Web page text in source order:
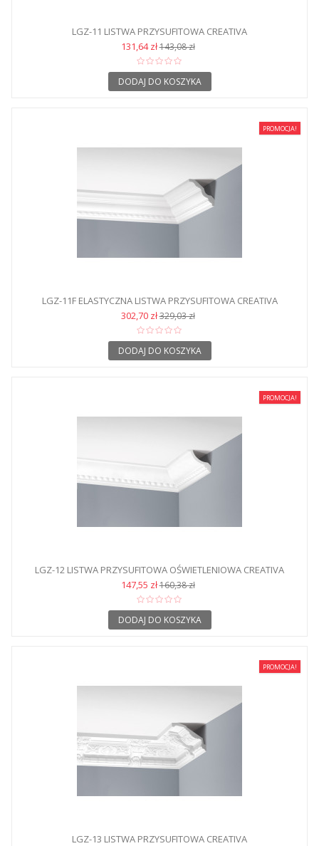
LGZ-11 LISTWA PRZYSUFITOWA CREATIVA
131,64 zł143,08 zł
DODAJ DO KOSZYKA
PROMOCJA!
LGZ-11F ELASTYCZNA LISTWA PRZYSUFITOWA CREATIVA
302,70 zł329,03 zł
DODAJ DO KOSZYKA
PROMOCJA!
LGZ-12 LISTWA PRZYSUFITOWA OŚWIETLENIOWA CREATIVA
147,55 zł160,38 zł
DODAJ DO KOSZYKA
PROMOCJA!
LGZ-13 LISTWA PRZYSUFITOWA CREATIVA